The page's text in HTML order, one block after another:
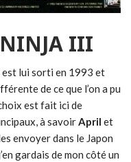
NINJA III
est lui sorti en 1993 et
de ce que l’on a pu
est fait ici de
à savoirApril et
envoyer dans le Japon
gardais de mon côté un